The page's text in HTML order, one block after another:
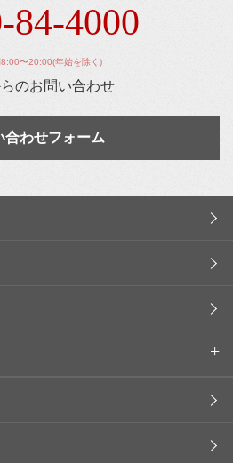
84-4000
〜20:00(年始を除く)
のお問い合わせ
合わせフォーム